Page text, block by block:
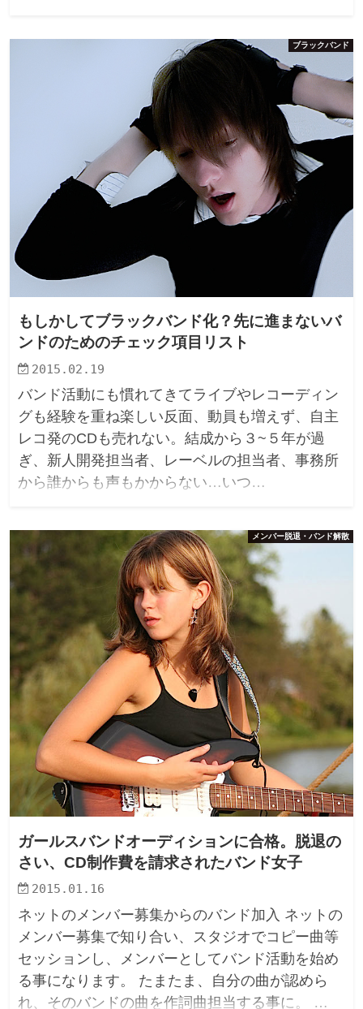
ブラックバンド
もしかしてブラックバンド化？先に進まないバ
ンドのためのチェック項目リスト
2015.02.19
バンド活動にも慣れてきてライブやレコーディン
グも経験を重ね楽しい反面、動員も増えず、自主
レコ発のCDも売れない。結成から３~５年が過
ぎ、新人開発担当者、レーベルの担当者、事務所
から誰からも声もかからない…いつ…
メンバー脱退・バンド解散
ガールスバンドオーディションに合格。脱退の
さい、CD制作費を請求されたバンド女子
2015.01.16
ネットのメンバー募集からのバンド加入 ネットの
メンバー募集で知り合い、スタジオでコピー曲等
セッションし、メンバーとしてバンド活動を始め
る事になります。 たまたま、自分の曲が認めら
れ、そのバンドの曲を作詞曲担当する事に。 …